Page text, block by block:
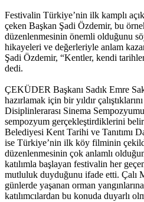
Festivalin Türkiye’nin ilk kamplı
çeken Başkan Şadi Özdemir, bu
düzenlenmesinin önemli olduğunu
hikayeleri ve değerleriyle anlam
Şadi Özdemir, “Kentler, kendi
dedi.
ÇEKÜDER Başkanı Sadık Emre
hazırlamak için bir yıldır
Disiplinlerarası Sinema
sempozyum gerçekleştirdiklerini
Belediyesi Kent Tarihi ve Tanıtımı
ise Türkiye’nin ilk köy filminin
düzenlenmesinin çok anlamlı
katılımla başlayan festivalin her
mutluluk duyduğunu ifade etti. Çalı
günlerde yaşanan orman
katılımcılardan bu konuda duyarlı